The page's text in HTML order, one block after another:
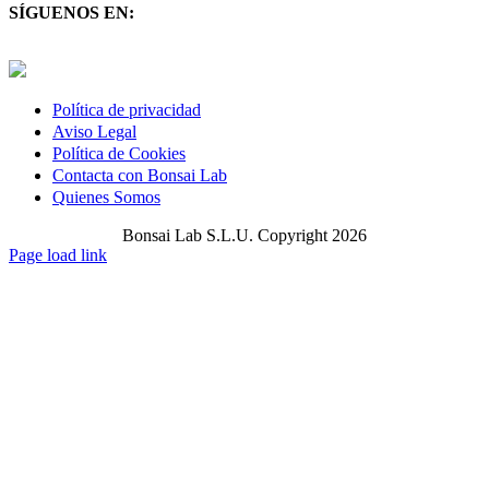
SÍGUENOS EN:
Política de privacidad
Aviso Legal
Política de Cookies
Contacta con Bonsai Lab
Quienes Somos
Bonsai Lab S.L.U. Copyright 2026
Page load link